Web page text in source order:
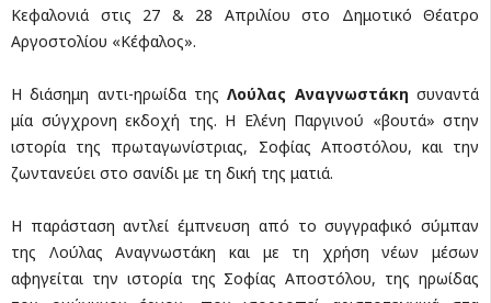
Κεφαλονιά στις 27 & 28 Απριλίου στο Δημοτικό Θέατρο
Αργοστολίου «Κέφαλος».
Η διάσημη αντι-ηρωίδα τηςΛούλας Αναγνωστάκη συναντά
μία σύγχρονη εκδοχή της. Η Ελένη Παργινού «βουτά» στην
ιστορία της πρωταγωνίστριας, Σοφίας Αποστόλου, και την
ζωντανεύει στο σανίδι με τη δική της ματιά.
Η παράσταση αντλεί έμπνευση από το συγγραφικό σύμπαν
της Λούλας Αναγνωστάκη και με τη χρήση νέων μέσων
αφηγείται την ιστορία της Σοφίας Αποστόλου, της ηρωίδας